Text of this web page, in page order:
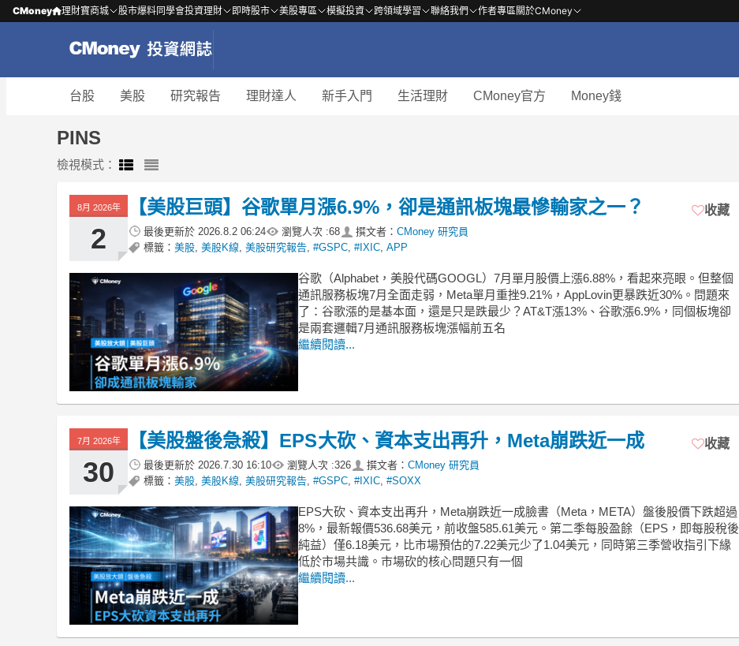
CMoney 理財寶商城 股市爆料同學會投資理財 即時股市 美股專區 模擬投資 跨領域學習 聯絡我們 作者專區關於CMoney
台股 美股 研究報告 理財達人 新手入門 生活理財 CMoney官方 Money錢
PINS
檢視模式：
8月 2026年
2
【美股巨頭】谷歌單月漲6.9%，卻是通訊板塊最慘輸家之一？
最後更新於 2026.8.2 06:24 瀏覽人次 :68 撰文者： CMoney 研究員
標籤： 美股 美股K線 美股研究報告 #GSPC #IXIC APP
收藏
谷歌（Alphabet，美股代碼GOOGL）7月單月股價上漲6.88%，看起來亮眼。但整個
通訊服務板塊7月全面走弱，Meta單月重挫9.21%，AppLovin更暴跌近30%。問題來
了：谷歌漲的是基本面，還是只是跌最少？AT&T漲13%、谷歌漲6.9%，同個板塊卻
是兩套邏輯7月通訊服務板塊漲幅前五名
繼續閱讀...
7月 2026年
30
【美股盤後急殺】EPS大砍、資本支出再升，Meta崩跌近一成
最後更新於 2026.7.30 16:10 瀏覽人次 :326 撰文者： CMoney 研究員
標籤： 美股 美股K線 美股研究報告 #GSPC #IXIC #SOXX
收藏
EPS大砍、資本支出再升，Meta崩跌近一成臉書（Meta，META）盤後股價下跌超過
8%，最新報價536.68美元，前收盤585.61美元。第二季每股盈餘（EPS，即每股稅後
純益）僅6.18美元，比市場預估的7.22美元少了1.04美元，同時第三季營收指引下緣
低於市場共識。市場砍的核心問題只有一個
繼續閱讀...